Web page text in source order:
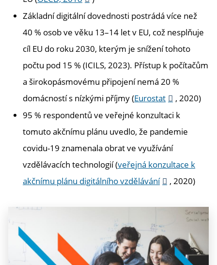
Základní digitální dovednosti postrádá více než
40 % osob ve věku 13–14 let v EU, což nesplňuje
cíl EU do roku 2030, kterým je snížení tohoto
počtu pod 15 % (ICILS, 2023). Přístup k počítačům
a širokopásmovému připojení nemá 20 %
domácností s nízkými příjmy (Eurostat
, 2020)
95 % respondentů ve veřejné konzultaci k
tomuto akčnímu plánu uvedlo, že pandemie
covidu-19 znamenala obrat ve využívání
vzdělávacích technologií (veřejná konzultace k
akčnímu plánu digitálního vzdělávání
, 2020)